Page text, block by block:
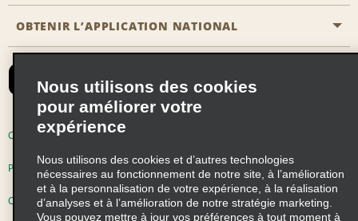
Solutions pour les professionnels
Accessibilité
Nous contacter
Recevoir des offres par email
OBTENIR L’APPLICATION NATIONAL
Conditions d’utilisation
Politique d’utilisation des cookies
Choix de confidentialité
Nous utilisons des cookies
pour améliorer votre
expérience
Nous utilisons des cookies et d’autres technologies
nécessaires au fonctionnement de notre site, à l’amélioration
et à la personnalisation de votre expérience, à la réalisation
d’analyses et à l’amélioration de notre stratégie marketing.
Vous pouvez mettre à jour vos préférences à tout moment à